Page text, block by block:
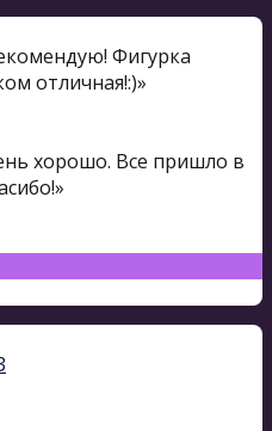
Фигурка
отличная!:)»
хорошо. Все пришло в